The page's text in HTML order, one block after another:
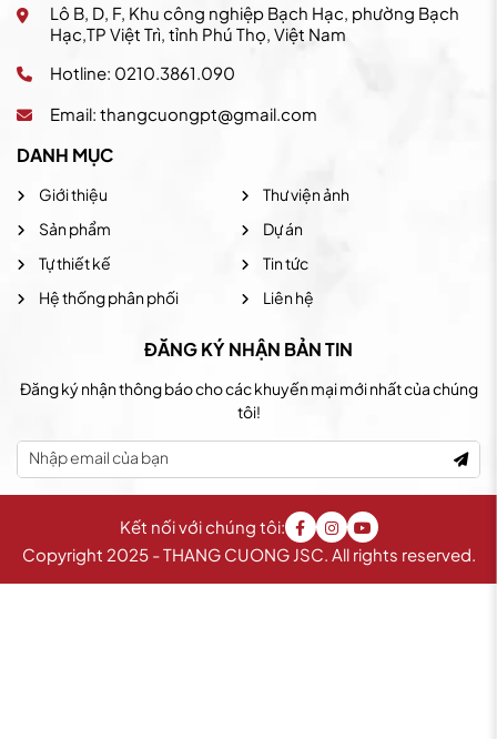
Lô B, D, F, Khu công nghiệp Bạch Hạc, phường Bạch
Hạc,TP Việt Trì, tỉnh Phú Thọ, Việt Nam
Hotline: 0210.3861.090
Email: thangcuongpt@gmail.com
DANH MỤC
Giới thiệu
Sản phẩm
Tự thiết kế
Hệ thống phân phối
Thư viện ảnh
Dự án
Tin tức
Liên hệ
ĐĂNG KÝ NHẬN BẢN TIN
Đăng ký nhận thông báo cho các khuyến mại mới nhất của chúng
tôi!
Copyright 2025 - THANG CUONG JSC. All rights reserved.
Kết nối với chúng tôi: